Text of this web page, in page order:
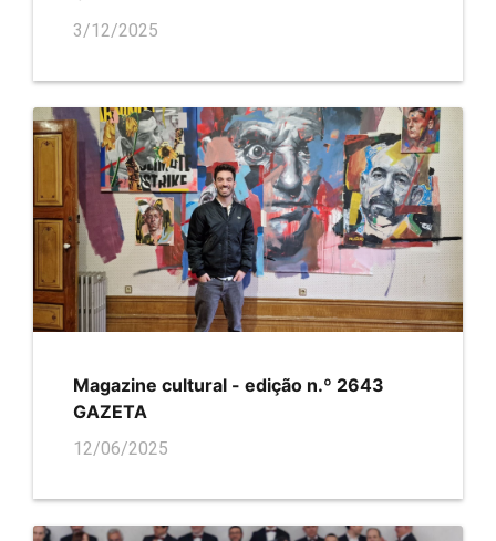
3/12/2025
Magazine cultural - edição n.º 2643
GAZETA
12/06/2025